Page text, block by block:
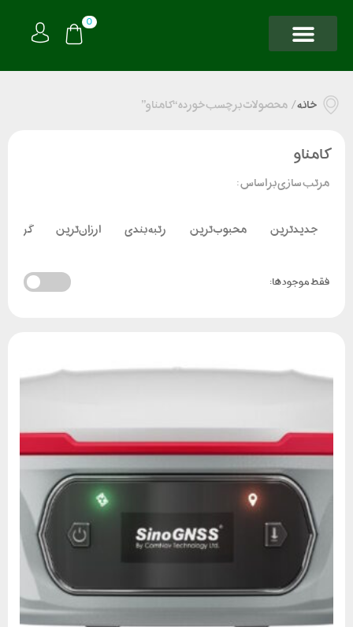
0
خانه/ محصولات برچسب خورده “کامناو”
کامناو
مرتب سازی بر اساس :
جدیدترین محبوب‌ترین رتبه بندی ارزان‌ترین
فقط موجود ها: